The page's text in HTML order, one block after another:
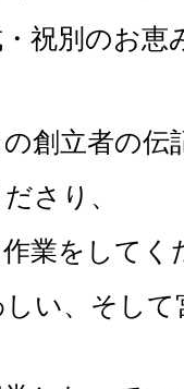
祝別のお恵
創立者の伝
さり、
業をして
い、そして